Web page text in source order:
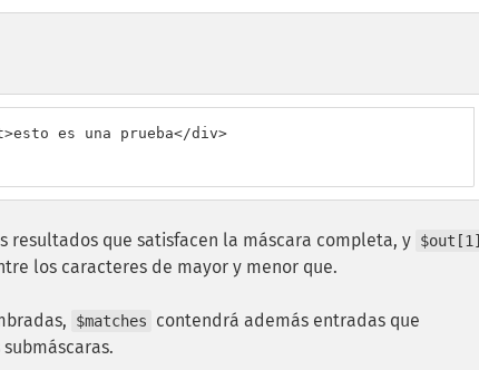
es una prueba</div>
resultados que satisfacen la máscara completa, y $out[1]
los caracteres de mayor y menor que.
$matches
contendrá además entradas que